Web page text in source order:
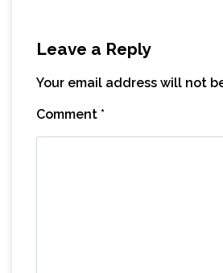
Leave a Reply
Your email address will not
Comment *